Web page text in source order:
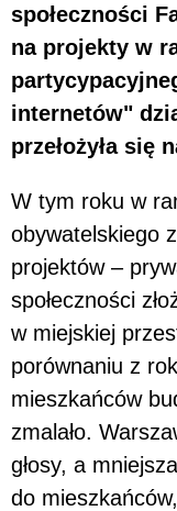
społeczności
na projekty w
internetów"
przełożyła się
W tym roku w
obywatelskiego
projektów –
społeczności
w miejskiej
porównaniu z
mieszkańców
zmalało.
głosy, a
do